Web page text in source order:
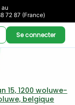
72 87 (France)
Se connecter
15, 1200 woluwe-
belgique